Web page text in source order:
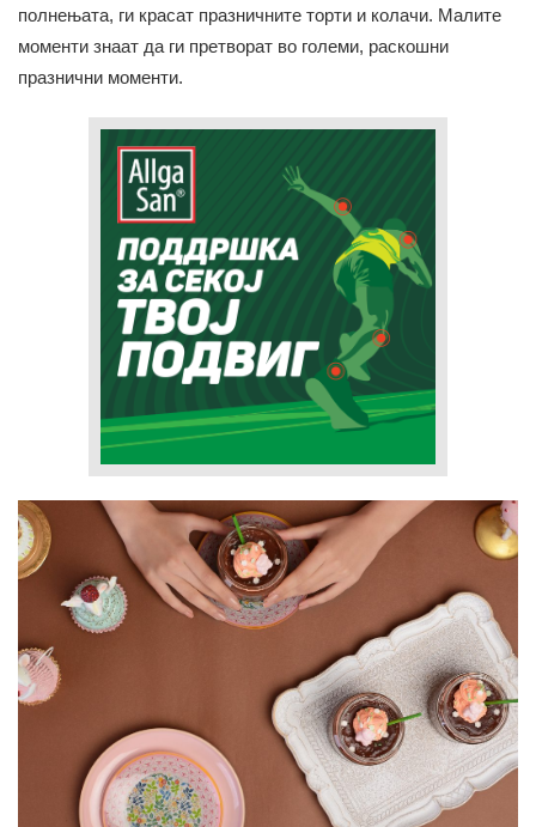
полнењата, ги красат празничните торти и колачи. Малите
моменти знаат да ги претворат во големи, раскошни
празнични моменти.